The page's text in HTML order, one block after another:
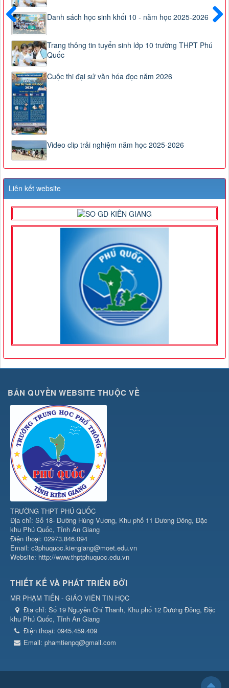
Trước
Danh sách học sinh khối 10 - năm học 2025-2026
Trang thông tin tuyển sinh lớp 10 trường THPT Phú
Quốc
Cuộc thi đại sứ văn hóa đọc năm 2026
Video clip trải nghiệm năm học 2025-2026
Liên kết website
BẢN QUYỀN WEBSITE THUỘC VỀ
TRƯỜNG THPT PHÚ QUỐC
Địa chỉ: Số 18- Đường Hùng Vương, Khu phố 11 Dương Đông, Đặc
khu Phú Quốc, Tỉnh An Giang
Điện thoại: 02973.846.094
Email: c3phuquoc.kiengiang@moet.edu.vn
Website: http://www.thptphuquoc.edu.vn
THIẾT KẾ VÀ PHÁT TRIỂN BỞI
MR PHẠM TIẾN - GIÁO VIÊN TIN HỌC
Địa chỉ: Số 19 Nguyễn Chí Thanh, Khu phố 12 Dương Đông, Đặc
khu Phú Quốc, Tỉnh An Giang
Điện thoại: 0945.459.409
Email: phamtienpq@gmail.com